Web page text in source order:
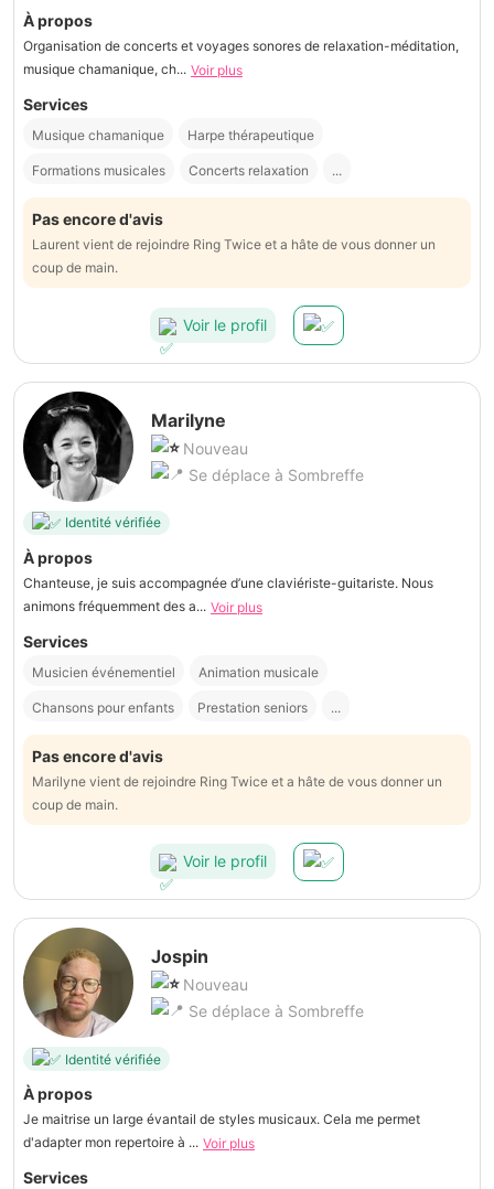
À propos
Organisation de concerts et voyages sonores de relaxation-méditation,
musique chamanique, ch... Voir plus
Services
Musique chamanique Harpe thérapeutique
Formations musicales Concerts relaxation ...
Pas encore d'avis
Laurent vient de rejoindre Ring Twice et a hâte de vous donner un
coup de main.
Voir le profil
Marilyne
Nouveau
Se déplace à Sombreffe
Identité vérifiée
À propos
Chanteuse, je suis accompagnée d’une claviériste-guitariste. Nous
animons fréquemment des a... Voir plus
Services
Musicien événementiel Animation musicale
Chansons pour enfants Prestation seniors ...
Pas encore d'avis
Marilyne vient de rejoindre Ring Twice et a hâte de vous donner un
coup de main.
Voir le profil
Jospin
Nouveau
Se déplace à Sombreffe
Identité vérifiée
À propos
Je maitrise un large évantail de styles musicaux. Cela me permet
d'adapter mon repertoire à ... Voir plus
Services